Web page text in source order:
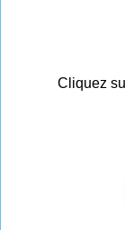
Cliquez